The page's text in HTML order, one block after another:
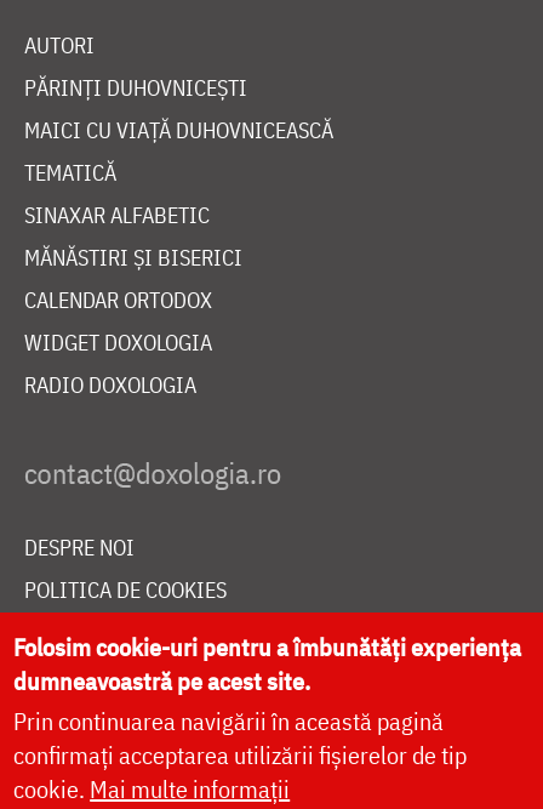
AUTORI
PĂRINȚI DUHOVNICEȘTI
MAICI CU VIAȚĂ DUHOVNICEASCĂ
TEMATICĂ
SINAXAR ALFABETIC
MĂNĂSTIRI ȘI BISERICI
CALENDAR ORTODOX
WIDGET DOXOLOGIA
RADIO DOXOLOGIA
DESPRE NOI
POLITICA DE COOKIES
DONEAZĂ ONLINE PENTRU CATEDRALA NAȚIONALĂ
LIVE
Folosim cookie-uri pentru a îmbunătăți experiența
dumneavoastră pe acest site.
Prin continuarea navigării în această pagină
confirmați acceptarea utilizării fișierelor de tip
cookie. Mai multe informații